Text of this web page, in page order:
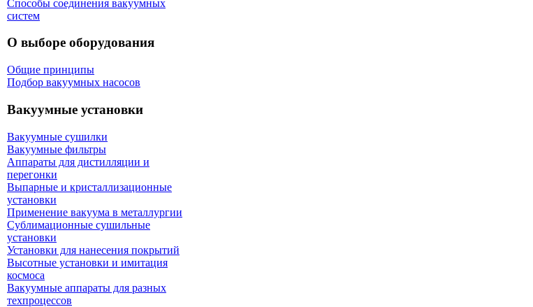
Способы соединения вакуумных
систем
О выборе оборудования
Общие принципы
Подбор вакуумных насосов
Вакуумные установки
Вакуумные сушилки
Вакуумные фильтры
Аппараты для дистилляции и
перегонки
Выпарные и кристаллизационные
установки
Применение вакуума в металлургии
Сублимационные сушильные
установки
Установки для нанесения покрытий
Высотные установки и имитация
космоса
Вакуумные аппараты для разных
техпроцессов